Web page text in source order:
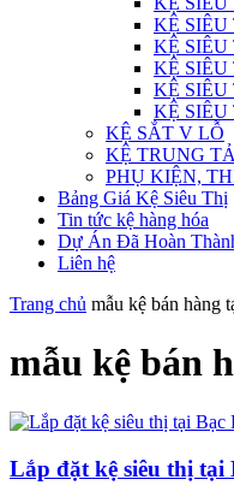
KỆ
KỆ
KỆ
KỆ
KỆ
KỆ SẮT V LỖ
KỆ TRUNG
PHỤ KIỆN,
Bảng Giá Kệ Siêu Thị
Tin tức kệ hàng hóa
Dự Án Đã Hoàn
Liên hệ
Trang chủ mẫu kệ bán hàng
mẫu kệ bán
Lắp đặt kệ siêu thị tại